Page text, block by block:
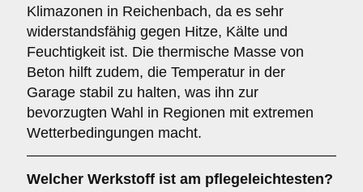
Klimazonen in Reichenbach, da es sehr
widerstandsfähig gegen Hitze, Kälte und
Feuchtigkeit ist. Die thermische Masse von
Beton hilft zudem, die Temperatur in der
Garage stabil zu halten, was ihn zur
bevorzugten Wahl in Regionen mit extremen
Wetterbedingungen macht.
Welcher Werkstoff ist am pflegeleichtesten?